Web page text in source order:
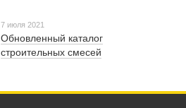
7 июля 2021
Обновленный каталог
строительных смесей